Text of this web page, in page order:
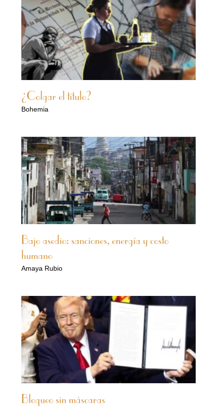
¿Colgar el título?
Bohemia
Bajo asedio: sanciones, energía y costo
humano
Amaya Rubio
Bloqueo sin máscaras